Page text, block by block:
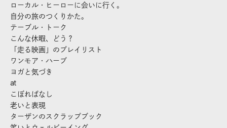
ローカル・ヒーローに会いに行く。
自分の旅のつくりかた。
テーブル・トーク
こんな休暇、どう？
「走る映画」のプレイリスト
ワンモア・ハーブ
ヨガと気づき
at
こぼればなし
老いと表現
ターザンのスクラップブック